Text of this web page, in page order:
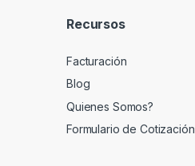
Recursos
Facturación
Blog
Quienes Somos?
Formulario de Cotización